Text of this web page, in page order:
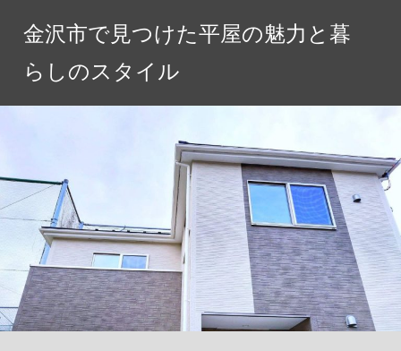
ッ
金沢市で見つけた平屋の魅力と暮
らしのスタイル